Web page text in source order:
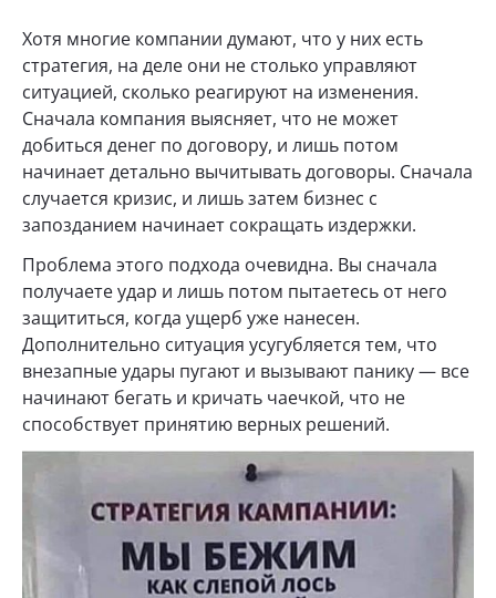
Хотя многие компании думают, что у них есть
стратегия, на деле они не столько управляют
ситуацией, сколько реагируют на изменения.
Сначала компания выясняет, что не может
добиться денег по договору, и лишь потом
начинает детально вычитывать договоры. Сначала
случается кризис, и лишь затем бизнес с
запозданием начинает сокращать издержки.
Проблема этого подхода очевидна. Вы сначала
получаете удар и лишь потом пытаетесь от него
защититься, когда ущерб уже нанесен.
Дополнительно ситуация усугубляется тем, что
внезапные удары пугают и вызывают панику — все
начинают бегать и кричать чаечкой, что не
способствует принятию верных решений.